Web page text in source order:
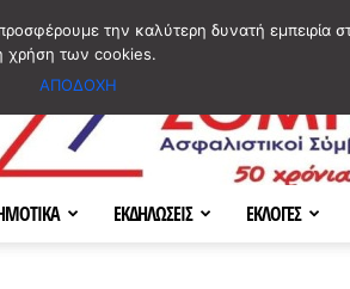
ΕΚΔΗΛΩΣΕΙΣ ΕΚΛΟΓΕΣ
την καλύτερη δυνατή εμπειρία
χρήση των cookies.
ΑΠΟΔΟΧΗ